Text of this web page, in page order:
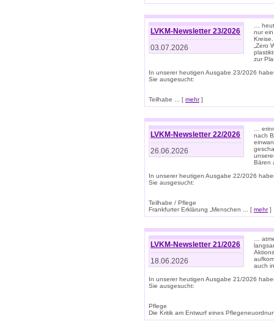
LVKM-Newsletter 23/2026
03.07.2026
…
nur
„Zero
zur
In unserer heutigen Ausgabe 23/2026
Sie ausgesucht:
Teilhabe ... [ mehr]
LVKM-Newsletter 22/2026
26.06.2026
…
nach
Bären
In unserer heutigen Ausgabe 22/2026
Sie ausgesucht:
Teilhabe / Pflege
Frankfurter Erklärung „Menschen ... [ mehr]
LVKM-Newsletter 21/2026
18.06.2026
…
auch
In unserer heutigen Ausgabe 21/2026
Sie ausgesucht:
Pflege
Die Kritik am Entwurf eines